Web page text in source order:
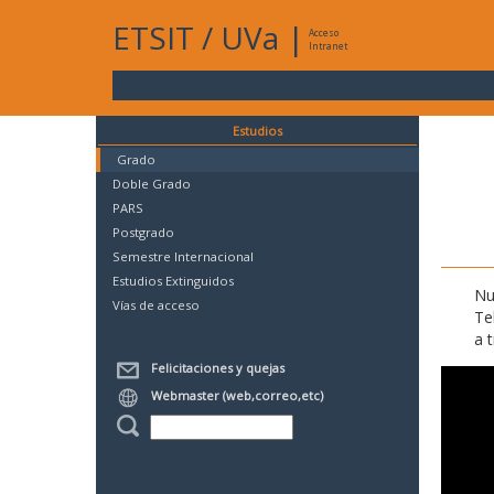
ETSIT / UVa |
Acceso
Intranet
Estudios
Grado
Doble Grado
PARS
Postgrado
Semestre Internacional
Estudios Extinguidos
Vías de acceso
Felicitaciones y quejas
Webmaster (web,correo,etc)
a